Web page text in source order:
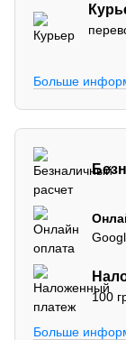
Больше
100
Больше